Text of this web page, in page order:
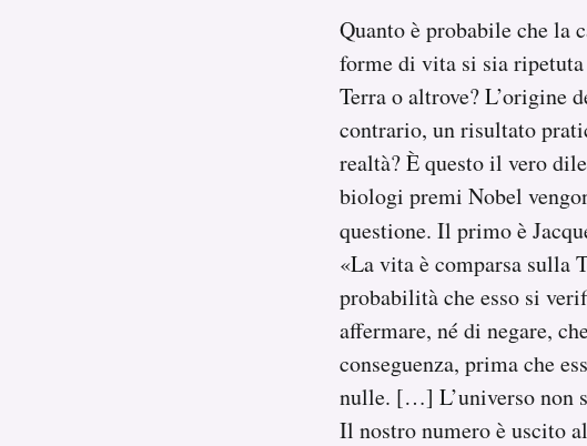
Quanto è probabile che la
forme di vita si sia
Terra o altrove? L’origine
contrario, un risultato
realtà? È questo il vero
biologi premi Nobel
questione. Il primo è
«La vita è comparsa sulla
probabilità che esso si
affermare, né di negare,
conseguenza, prima che
nulle. […] L’universo non
Il nostro numero è uscito